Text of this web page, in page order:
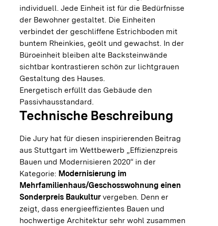
individuell. Jede Einheit ist für die Bedürfnisse
der Bewohner gestaltet. Die Einheiten
verbindet der geschliffene Estrichboden mit
buntem Rheinkies, geölt und gewachst. In der
Büroeinheit bleiben alte Backsteinwände
sichtbar kontrastieren schön zur lichtgrauen
Gestaltung des Hauses.
Energetisch erfüllt das Gebäude den
Passivhausstandard.
Technische Beschreibung
Die Jury hat für diesen inspirierenden Beitrag
aus Stuttgart im Wettbewerb „Effizienzpreis
Bauen und Modernisieren 2020“ in der
Kategorie: Modernisierung im
Mehrfamilienhaus/Geschosswohnung einen
Sonderpreis Baukultur vergeben. Denn er
zeigt, dass energieeffizientes Bauen und
hochwertige Architektur sehr wohl zusammen